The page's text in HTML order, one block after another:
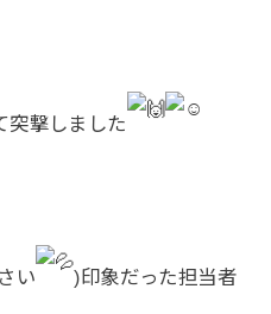
突撃しました
い
)印象だった担当者